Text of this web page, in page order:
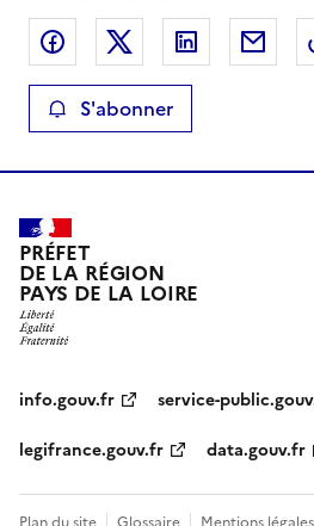
Partager sur Facebook
Partager sur X
Partager
S'abonner
PRÉFET
DE LA RÉGION
PAYS DE LA LOIRE
info.gouv.fr
service-
legifrance.gouv.fr
data.gouv.fr